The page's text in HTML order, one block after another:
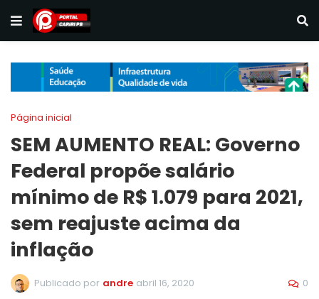
Página inicial
SEM AUMENTO REAL: Governo
Federal propõe salário
mínimo de R$ 1.079 para 2021,
sem reajuste acima da
inflação
Publicado por andre abril 16, 2020 0